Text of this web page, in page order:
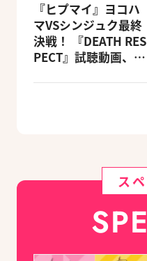
『ヒプマイ』ヨコハ
マVSシンジュク最終
決戦！ 『DEATH RES
PECT』試聴動画、解
ス